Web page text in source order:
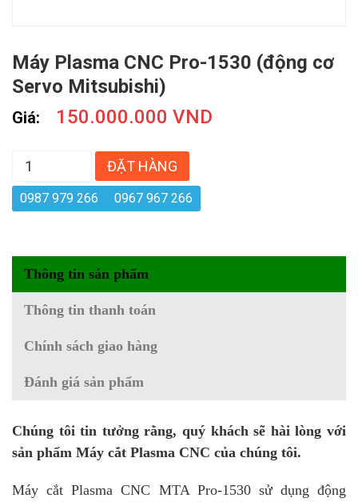
Máy Plasma CNC Pro-1530 (động cơ
Servo Mitsubishi)
Giá: 150.000.000 VND
ĐẶT HÀNG
0987 979 266 0967 967 266
Thông tin sản phẩm
Thông tin thanh toán
Chính sách giao hàng
Đánh giá sản phẩm
Chúng tôi tin tưởng rằng, quý khách sẽ hài lòng với
sản phẩm Máy cắt Plasma CNC của chúng tôi.
Máy cắt Plasma CNC MTA Pro-1530 sử dụng động